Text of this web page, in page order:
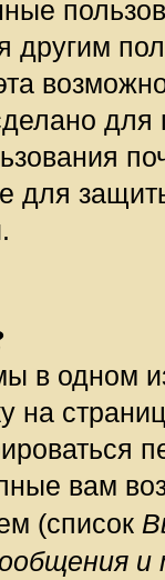
для
для
в одном
на
вам
(список
и